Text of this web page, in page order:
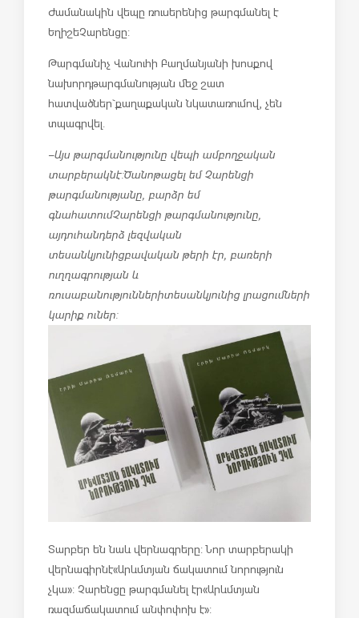
Ժամանակին վեպը ռուսերենից թարգմանել է
ԵղիշեՉարենցը:
Թարգմանիչ Վանուհի Բաղմանյանի խոսքով
նախորդթարգմանության մեջ շատ
հատվածներ`քաղաքական նկատառումով, չեն
տպագրվել.
–Այս թարգմանությունը վեպի ամբողջական
տարբերակնէ:Ծանոթացել եմ Չարենցի
թարգմանությանը, բարձր եմ
գնահատումՉարենցի թարգմանությունը,
այդուհանդերձ լեզվական
տեսանկյունիցբավական թերի էր, բառերի
ուղղագրության և
ռուսաբանություններիտեսանկյունից լրացումների
կարիք ուներ:
Տարբեր են նաև վերնագրերը:Նոր տարբերակի
վերնագիրնէ«Արևմտյան ճակատում նորություն
չկա»: Չարենցը թարգմանել էր«Արևմտյան
ռազմաճակատում անփոփոխ է»: